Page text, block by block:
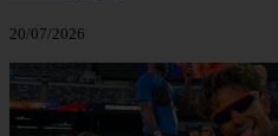
20/07/2026